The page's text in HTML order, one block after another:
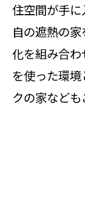
住空間が手
自の遮熱の
化を組み合
を使った環
クの家なども